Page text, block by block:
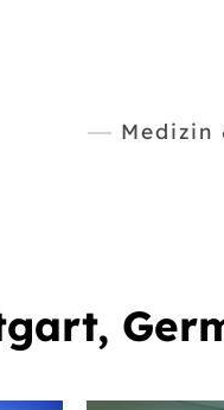
Medizin